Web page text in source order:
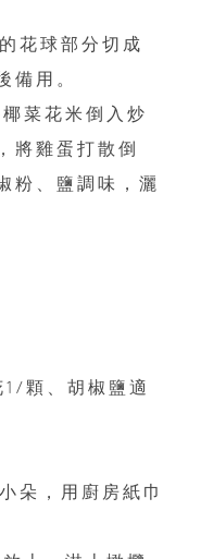
花球部分切成
備用。
菜花米倒入炒
將雞蛋打散倒
粉、鹽調味，灑
顆、胡椒鹽適
朵，用廚房紙巾